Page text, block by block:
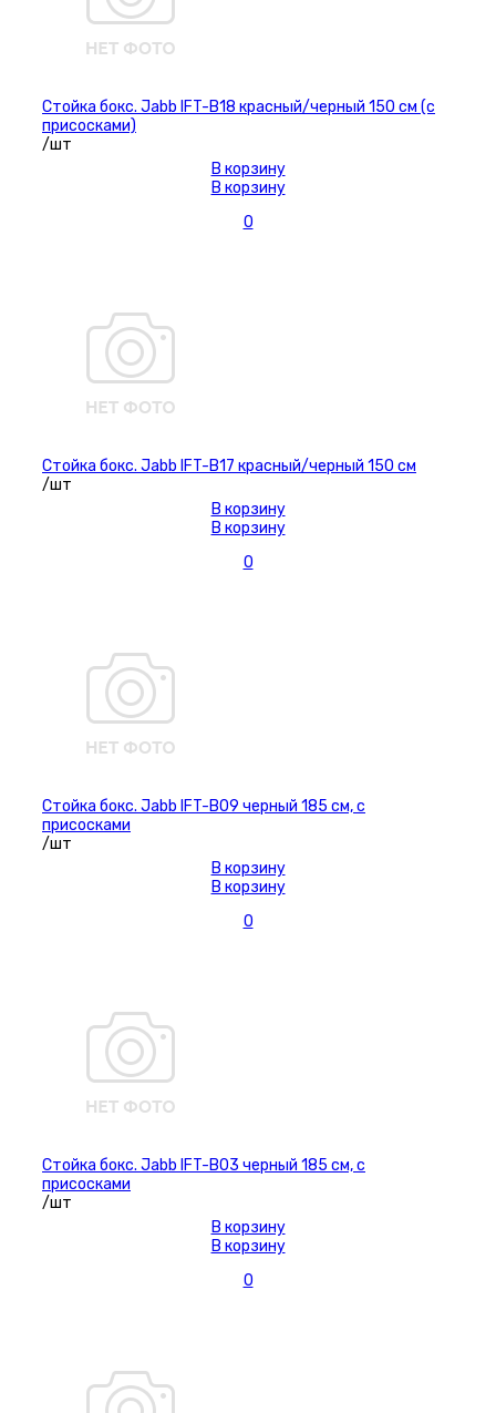
Стойка бокс. Jabb IFT-B18 красный/черный 150 см (с
присосками)
/шт
В корзину
В корзину
0
Стойка бокс. Jabb IFT-B17 красный/черный 150 см
/шт
В корзину
В корзину
0
Стойка бокс. Jabb IFT-B09 черный 185 см, с
присосками
/шт
В корзину
В корзину
0
Стойка бокс. Jabb IFT-B03 черный 185 см, с
присосками
/шт
В корзину
В корзину
0